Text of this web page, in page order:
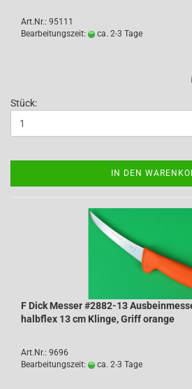
Art.Nr.: 95111
Bearbeitungszeit:
ca. 2-3 Tage
Stück:
IN DEN
F Dick Messer #2882-13
halbflex 13 cm Klinge, Griff orange
Art.Nr.: 9696
Bearbeitungszeit:
ca. 2-3 Tage